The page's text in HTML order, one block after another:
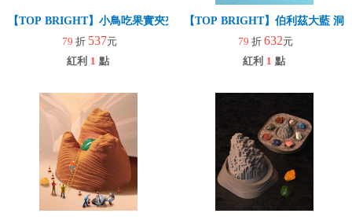
【TOP BRIGHT】小鳥吃果實夾夾樂
79 折 537元
紅利 1 點
【TOP BRIGHT】伯利茲大藍
79 折 632元
紅利 1 點